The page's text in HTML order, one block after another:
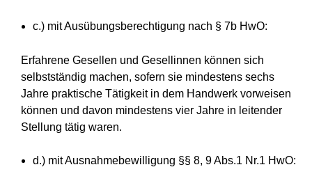
c.) mit Ausübungsberechtigung nach § 7b HwO:
Erfahrene Gesellen und Gesellinnen können sich
selbstständig machen, sofern sie mindestens sechs
Jahre praktische Tätigkeit in dem Handwerk vorweisen
können und davon mindestens vier Jahre in leitender
Stellung tätig waren.
d.) mit Ausnahmebewilligung §§ 8, 9 Abs.1 Nr.1 HwO: